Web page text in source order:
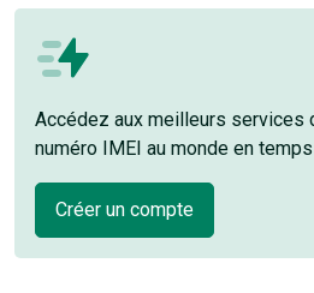
Accédez aux meilleurs services
numéro IMEI au monde en
Créer un compte